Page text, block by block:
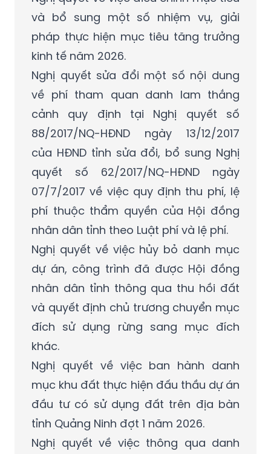
và bổ sung một số nhiệm vụ, giải
pháp thực hiện mục tiêu tăng trưởng
kinh tế năm 2026.
Nghị quyết sửa đổi một số nội dung
về phí tham quan danh lam thắng
cảnh quy định tại Nghị quyết số
88/2017/NQ-HĐND ngày 13/12/2017
của HĐND tỉnh sửa đổi, bổ sung Nghị
quyết số 62/2017/NQ-HĐND ngày
07/7/2017 về việc quy định thu phí, lệ
phí thuộc thẩm quyền của Hội đồng
nhân dân tỉnh theo Luật phí và lệ phí.
Nghị quyết về việc hủy bỏ danh mục
dự án, công trình đã được Hội đồng
nhân dân tỉnh thông qua thu hồi đất
và quyết định chủ trương chuyển mục
đích sử dụng rừng sang mục đích
khác.
Nghị quyết về việc ban hành danh
mục khu đất thực hiện đấu thầu dự án
đầu tư có sử dụng đất trên địa bàn
tỉnh Quảng Ninh đợt 1 năm 2026.
Nghị quyết về việc thông qua danh